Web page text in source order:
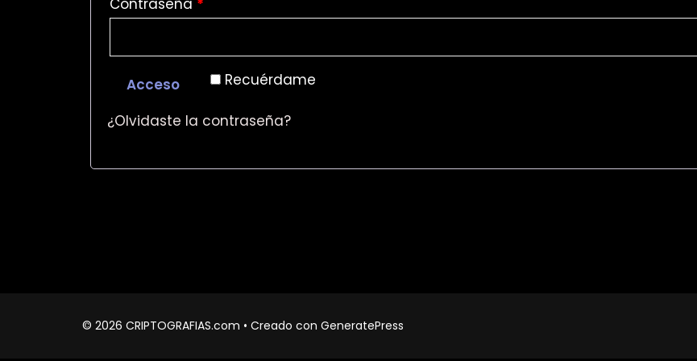
Contraseña *
Recuérdame
Acceso
¿Olvidaste la contraseña?
© 2026 CRIPTOGRAFIAS.com • Creado con GeneratePress